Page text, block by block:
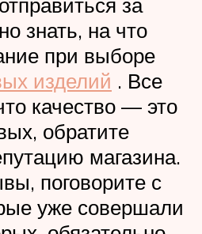
знать, на что
при выборе
изделий . Все
качество — это
обратите
магазина.
поговорите с
уже совершали